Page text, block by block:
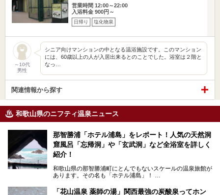
営業時間 12:00～22:00
入浴料金 900円～
日帰り 塩化物泉
～10代
男性
シニア向けマンションの中となる温浴施設です。このマンション
には、60歳以上の人が入居出来るとのことでした。浴室は２階と
なっ…
関連情報から探す
和歌山県のニフティ温泉ニュース
那智勝浦「ホテル浦島」をレポート！人気の天然洞
窟風呂「忘帰洞」や「玄武洞」など全浴室を詳しく
紹介！
和歌山県の那智勝浦町にとんでもないスケールの温泉旅館が
あります。その名も「ホテル浦島」！
泉。日本一長いエスカレーターで「本館」と「山上館」を結
「花山温泉 薬師の湯」関西最強の炭酸泉ってホン